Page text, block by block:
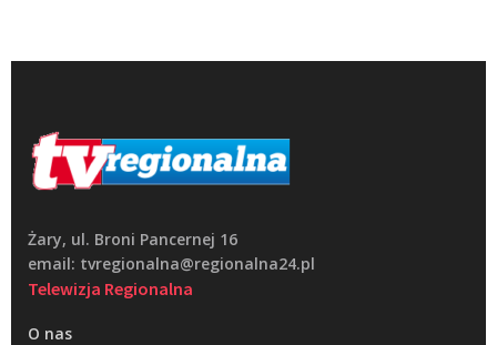
Żary, ul. Broni Pancernej 16
email: tvregionalna@regionalna24.pl
Telewizja Regionalna
O nas